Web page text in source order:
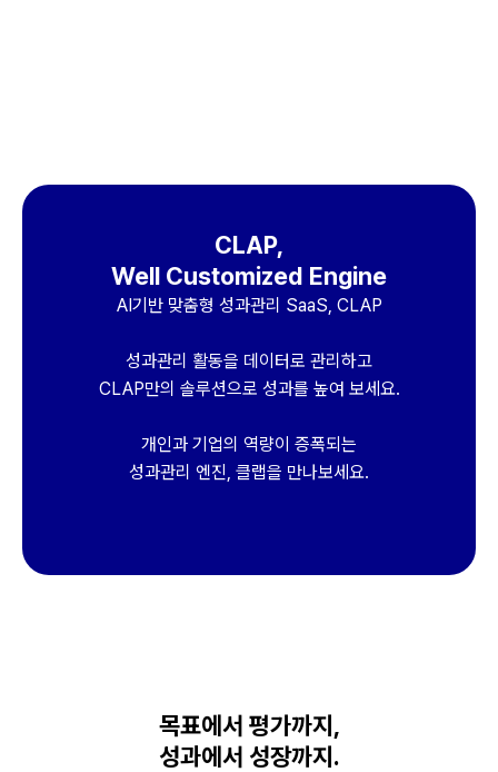
CLAP,
Well Customized Engine
AI기반 맞춤형 성과관리 SaaS, CLAP
성과관리 활동을 데이터로 관리하고
CLAP만의 솔루션으로 성과를 높여 보세요.
개인과 기업의 역량이 증폭되는
성과관리 엔진, 클랩을 만나보세요.
목표에서 평가까지,
성과에서 성장까지.